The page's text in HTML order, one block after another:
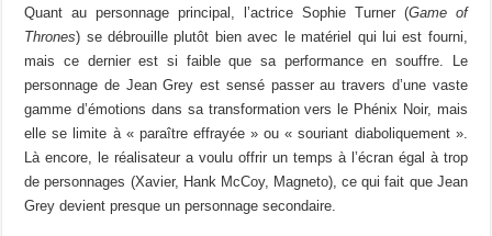
Quant au personnage principal, l’actrice Sophie Turner (Game of
Thrones) se débrouille plutôt bien avec le matériel qui lui est fourni,
mais ce dernier est si faible que sa performance en souffre. Le
personnage de Jean Grey est sensé passer au travers d’une vaste
gamme d’émotions dans sa transformation vers le Phénix Noir, mais
elle se limite à « paraître effrayée » ou « souriant diaboliquement ».
Là encore, le réalisateur a voulu offrir un temps à l’écran égal à trop
de personnages (Xavier, Hank McCoy, Magneto), ce qui fait que Jean
Grey devient presque un personnage secondaire.